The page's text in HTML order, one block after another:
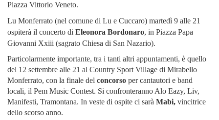
Piazza Vittorio Veneto.
Lu Monferrato (nel comune di Lu e Cuccaro) martedì 9 alle 21
ospiterà il concerto di Eleonora Bordonaro, in Piazza Papa
Giovanni Xxiii (sagrato Chiesa di San Nazario).
Particolarmente importante, tra i tanti altri appuntamenti, è quello
del 12 settembre alle 21 al Country Sport Village di Mirabello
Monferrato, con la finale del concorso per cantautori e band
locali, il Pem Music Contest. Si confronteranno Alo Eazy, Liv,
Manifesti, Tramontana. In veste di ospite ci sarà Mabi, vincitrice
dello scorso anno.